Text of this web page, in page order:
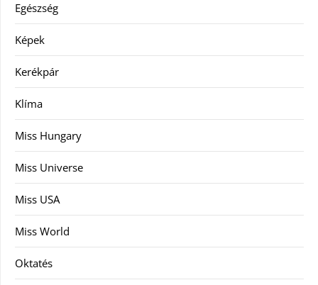
Egészség
Képek
Kerékpár
Klíma
Miss Hungary
Miss Universe
Miss USA
Miss World
Oktatés